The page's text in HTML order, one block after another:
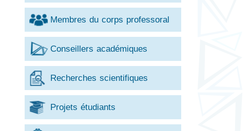
Membres du corps professoral
Conseillers académiques
Recherches scientifiques
Projets étudiants